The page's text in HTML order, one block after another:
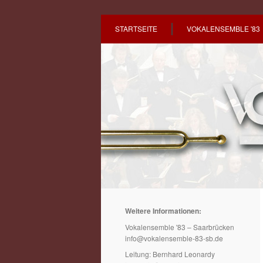
STARTSEITE VOKALENSEMBLE '83
Weitere Informationen:
Vokalensemble '83 – Saarbrücken
info@vokalensemble-83-sb.de
Leitung: Bernhard Leonardy